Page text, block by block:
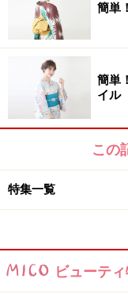
簡単
簡単
イル
この
特集一覧
ビューテ